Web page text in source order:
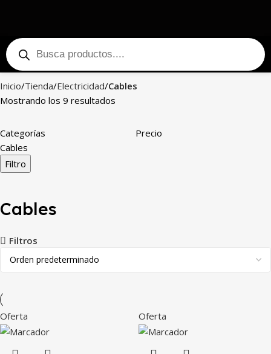
Inicio Tienda Electricidad Cables
Mostrando los 9 resultados
Categorías
Cables
Precio
Filtro
Cables
Filtros
Oferta Oferta